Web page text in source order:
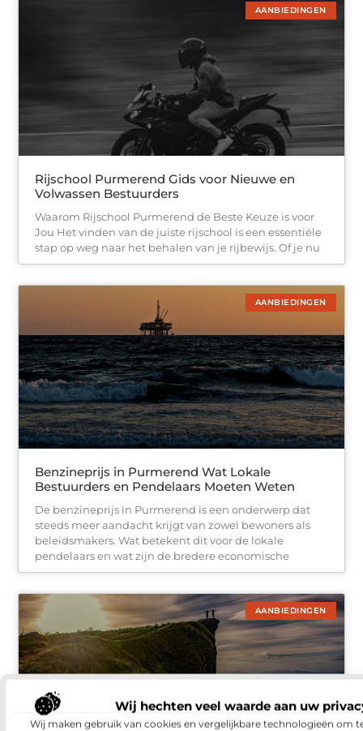
Wij hechten veel waarde aan uw
Wij maken gebruik van cookies en vergelijkbare technologieën om
AANBIEDINGEN
Rijschool Purmerend Gids voor Nieuwe en
Volwassen Bestuurders
Waarom Rijschool Purmerend de Beste Keuze is voor
Jou Het vinden van de juiste rijschool is een essentiële
stap op weg naar het behalen van je rijbewijs. Of je nu
AANBIEDINGEN
Benzineprijs in Purmerend Wat Lokale
Bestuurders en Pendelaars Moeten Weten
De benzineprijs in Purmerend is een onderwerp dat
steeds meer aandacht krijgt van zowel bewoners als
beleidsmakers. Wat betekent dit voor de lokale
pendelaars en wat zijn de bredere economische
AANBIEDINGEN